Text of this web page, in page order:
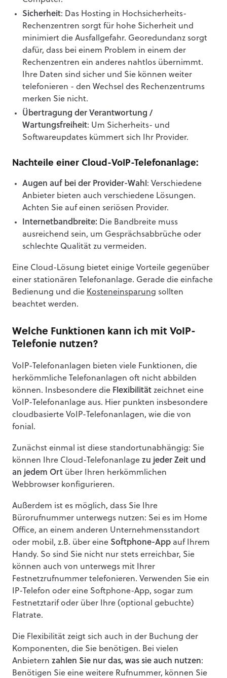
Sicherheit: Das Hosting in Hochsicherheits-
Rechenzentren sorgt für hohe Sicherheit und
minimiert die Ausfallgefahr. Georedundanz sorgt
dafür, dass bei einem Problem in einem der
Rechenzentren ein anderes nahtlos übernimmt.
Ihre Daten sind sicher und Sie können weiter
telefonieren - den Wechsel des Rechenzentrums
merken Sie nicht.
Übertragung der Verantwortung /
Wartungsfreiheit: Um Sicherheits- und
Softwareupdates kümmert sich Ihr Provider.
Nachteile einer Cloud-VoIP-Telefonanlage:
Augen auf bei der Provider-Wahl : Verschiedene
Anbieter bieten auch verschiedene Lösungen.
Achten Sie auf einen seriösen Provider.
Internetbandbreite: Die Bandbreite muss
ausreichend sein, um Gesprächsabbrüche oder
schlechte Qualität zu vermeiden.
Eine Cloud-Lösung bietet einige Vorteile gegenüber
einer stationären Telefonanlage. Gerade die einfache
Bedienung und die Kosteneinsparung sollten
beachtet werden.
Welche Funktionen kann ich mit VoIP-
Telefonie nutzen?
VoIP-Telefonanlagen bieten viele Funktionen, die
herkömmliche Telefonanlagen oft nicht abbilden
können. Insbesondere die Flexibilität zeichnet eine
VoIP-Telefonanlage aus. Hier punkten insbesondere
cloudbasierte VoIP-Telefonanlagen, wie die von
fonial.
Zunächst einmal ist diese standortunabhängig: Sie
können Ihre Cloud-Telefonanlage zu jeder Zeit und
an jedem Ort über Ihren herkömmlichen
Webbrowser konfigurieren.
Außerdem ist es möglich, dass Sie Ihre
Bürorufnummer unterwegs nutzen: Sei es im Home
Office, an einem anderen Unternehmensstandort
oder mobil, z.B. über eine Softphone-App auf Ihrem
Handy. So sind Sie nicht nur stets erreichbar, Sie
können auch von unterwegs mit Ihrer
Festnetzrufnummer telefonieren. Verwenden Sie ein
IP-Telefon oder eine Softphone-App, sogar zum
Festnetztarif oder über Ihre (optional gebuchte)
Flatrate.
Die Flexibilität zeigt sich auch in der Buchung der
Komponenten, die Sie benötigen. Bei vielen
Anbietern zahlen Sie nur das, was sie auch nutzen:
Benötigen Sie eine weitere Rufnummer, können Sie